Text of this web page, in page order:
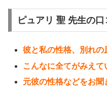
ピュアリ 聖 先生の
彼と私の性格、別れの
こんなに全てがみえて
元彼の性格などをお